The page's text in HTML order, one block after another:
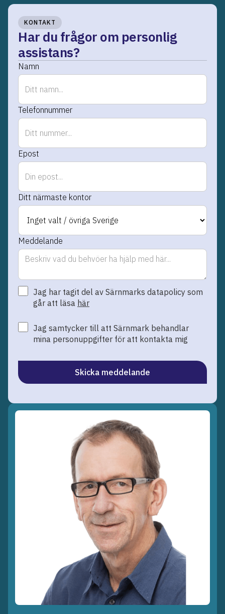
KONTAKT
Har du frågor om personlig
assistans?
Namn
Telefonnummer
Epost
Ditt närmaste kontor
Meddelande
Jag har tagit del av Särnmarks datapolicy som
går att läsa här
Jag samtycker till att Särnmark behandlar
mina personuppgifter för att kontakta mig